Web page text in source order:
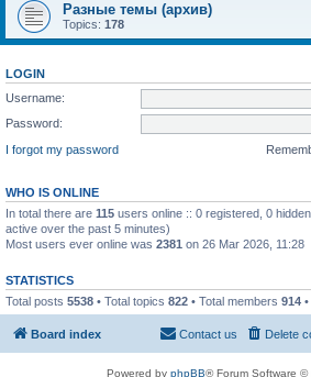
Разные темы (архив)
Topics: 178
LOGIN
Username:
Password:
I forgot my password
WHO IS ONLINE
In total there are 115 users online :: 0 registered, 0
active over the past 5 minutes)
Most users ever online was 2381 on 26 Mar 2026, 11:28
STATISTICS
Total posts 5538 • Total topics 822 • Total members 914
Board index Delete
Contact us
Powered by phpBB® Forum Software ©